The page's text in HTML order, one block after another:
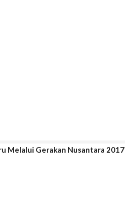
Frisian Flag Indonesia Sukses Tingkatkan Peran Guru Melalui Gerakan Nusantara 2017